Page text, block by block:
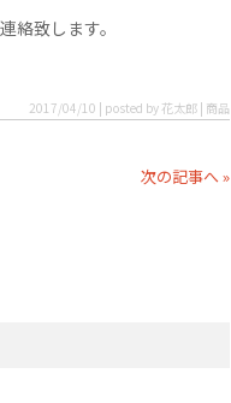
絡致します。
2017/04/10 | posted by 花太郎 | 商品
次の記事へ »